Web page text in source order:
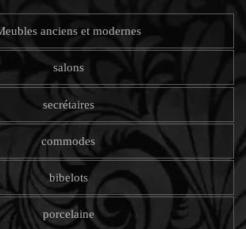
anciens et modernes
salons
secrétaires
commodes
bibelots
porcelaine